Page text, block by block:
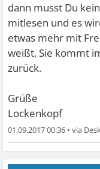
dann musst Du
mitlesen und es
etwas mehr mit
weißt, Sie kommt
zurück.
Grüße
Lockenkopf
01.09.2017 00:36 •